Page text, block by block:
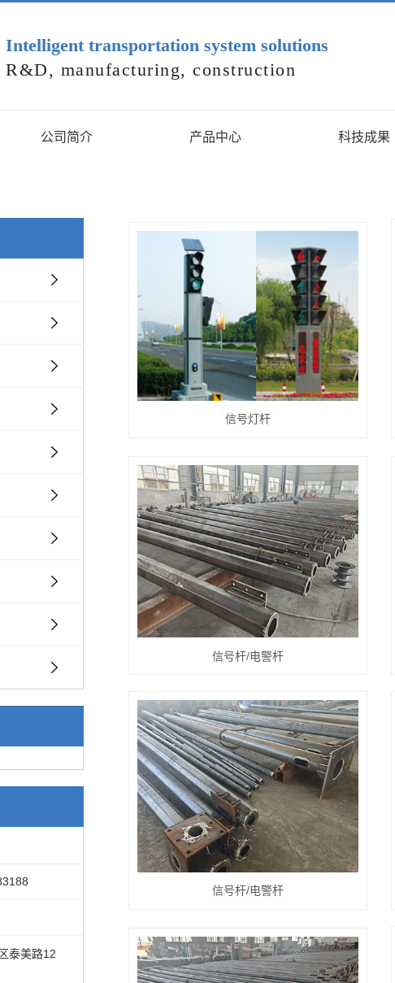
Intelligent transportation system solutions
R&D, manufacturing, construction
公司简介 产品中心 科技成果
泰美路12
信号灯杆
信号杆/电警杆
信号杆/电警杆